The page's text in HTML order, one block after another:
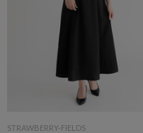
STRAWBERRY-FIELDS